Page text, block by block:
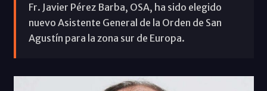
Fr. Javier Pérez Barba, OSA, ha sido elegido
nuevo Asistente General de la Orden de San
Agustín para la zona sur de Europa.